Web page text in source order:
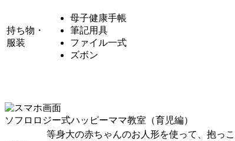
持ち物・
服装
母子健康手帳
筆記用具
ファイル一式
ズボン
ソフロロジー式ハッピーママ教室（育児編）
等身大の赤ちゃんのお人形を使って、抱っ